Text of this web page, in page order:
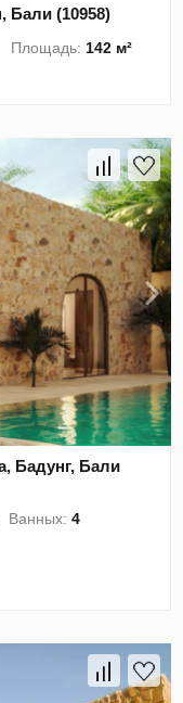
Бали (10958)
Площадь: 142 м²
Бадунг, Бали
Ванных:4